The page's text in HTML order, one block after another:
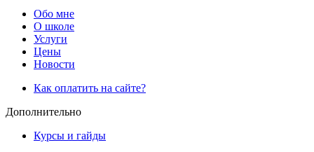
Обо мне
О школе
Услуги
Цены
Новости
Как оплатить на сайте?
Дополнительно
Курсы и гайды